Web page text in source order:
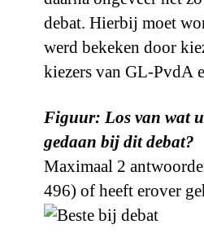
debat. Hierbij moet
werd bekeken door
kiezers van GL-PvdA
Figuur: Los van wat u
gedaan bij dit debat?
Maximaal 2
496) of heeft erover